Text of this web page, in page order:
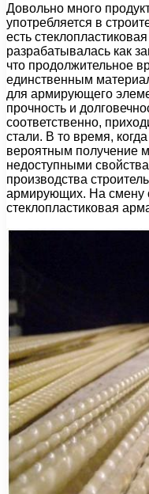
Довольно много
употребляется в
есть
разрабатывалась как
что продолжительное
единственным
для армирующего
прочность и
соответственно,
стали. В то время,
вероятным получение
недоступными
производства
армирующих. На смену
стеклопластиковая